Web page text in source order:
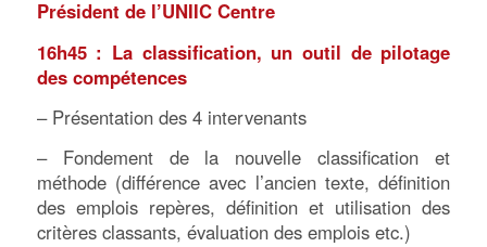
Président de l’UNIIC Centre
16h45 : La classification, un outil de pilotage
des compétences
– Présentation des 4 intervenants
– Fondement de la nouvelle classification et
méthode (différence avec l’ancien texte, définition
des emplois repères, définition et utilisation des
critères classants, évaluation des emplois etc.)